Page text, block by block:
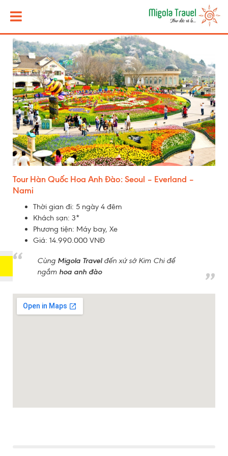
Tour Hàn Quốc Hoa Anh Đào: Seoul – Everland –
Nami
Thời gian đi: 5 ngày 4 đêm
Khách sạn: 3*
Phương tiện: Máy bay, Xe
Giá: 14.990.000 VNĐ
Cùng Migola Travelđến xứ sở Kim Chi để
ngắm hoa anh đào